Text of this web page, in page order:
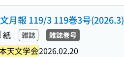
月報 119/3 119巻3号(2026.3)
紙 雑誌 雑誌巻号
天文学会2026.02.20